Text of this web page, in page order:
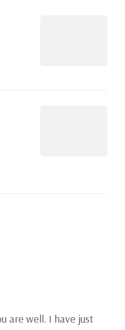
are well. I have just